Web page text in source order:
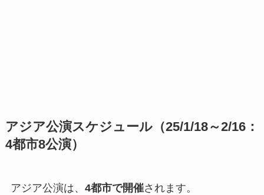
アジア公演スケジュール（25/1/18～2/16：
4都市8公演）
アジア公演は、 4都市で開催されます。